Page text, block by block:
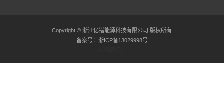
Copyright © 浙江亿镨能源科技有限公司 版权所有
备案号： 浙ICP备13029998号